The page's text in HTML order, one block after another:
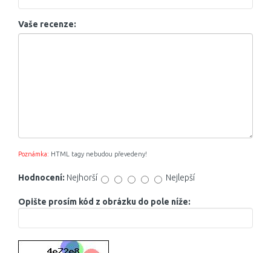
Vaše recenze:
Poznámka: HTML tagy nebudou převedeny!
Hodnocení: Nejhorší Nejlepší
Opište prosím kód z obrázku do pole níže: